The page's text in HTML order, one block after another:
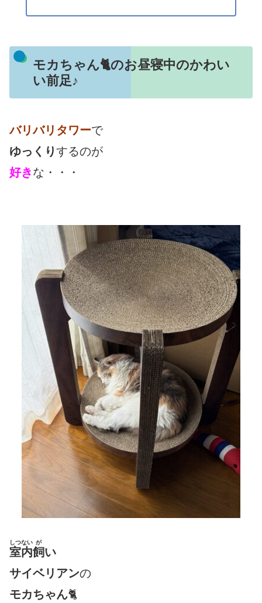
モカちゃん🐈のお昼寝中のかわい
い前足♪
バリバリタワーで
ゆっくりするのが
好きな・・・
室内
しつない
飼
が
い
サイベリアンの
モカちゃん🐈